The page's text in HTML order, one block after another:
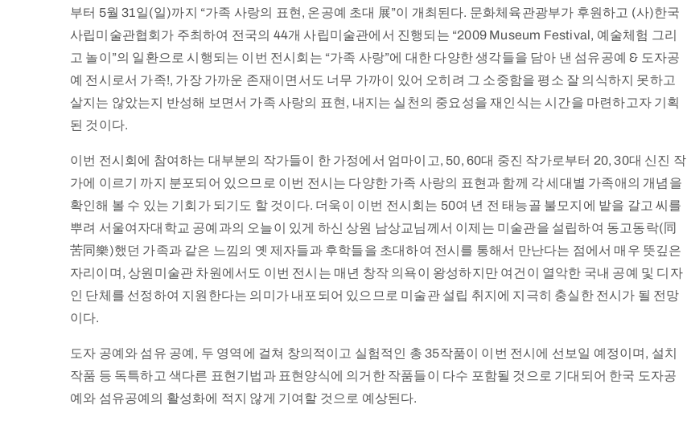
부터 5월 31일(일)까지 “가족 사랑의 표현, 온공예 초대 展”이 개최된다. 문화체육관광부가 후원하고 (사)한국
사립미술관협회가 주최하여 전국의 44개 사립미술관에서 진행되는 “2009 Museum Festival, 예술체험 그리
고 놀이”의 일환으로 시행되는 이번 전시회는 “가족 사랑”에 대한 다양한 생각들을 담아 낸 섬유공예 & 도자공
예 전시로서 가족!, 가장 가까운 존재이면서도 너무 가까이 있어 오히려 그 소중함을 평소 잘 의식하지 못하고
살지는 않았는지 반성해 보면서 가족 사랑의 표현, 내지는 실천의 중요성을 재인식는 시간을 마련하고자 기획
된 것이다.
이번 전시회에 참여하는 대부분의 작가들이 한 가정에서 엄마이고, 50, 60대 중진 작가로부터 20, 30대 신진 작
가에 이르기 까지 분포되어 있으므로 이번 전시는 다양한 가족 사랑의 표현과 함께 각 세대별 가족애의 개념을
확인해 볼 수 있는 기회가 되기도 할 것이다. 더욱이 이번 전시회는 50여 년 전 태능골 불모지에 밭을 갈고 씨를
뿌려 서울여자대학교 공예과의 오늘이 있게 하신 상원 남상교님께서 이제는 미술관을 설립하여 동고동락(同
苦同樂)했던 가족과 같은 느낌의 옛 제자들과 후학들을 초대하여 전시를 통해서 만난다는 점에서 매우 뜻깊은
자리이며, 상원미술관 차원에서도 이번 전시는 매년 창작 의욕이 왕성하지만 여건이 열악한 국내 공예 및 디자
인 단체를 선정하여 지원한다는 의미가 내포되어 있으므로 미술관 설립 취지에 지극히 충실한 전시가 될 전망
이다.
도자 공예와 섬유 공예, 두 영역에 걸쳐 창의적이고 실험적인 총 35작품이 이번 전시에 선보일 예정이며, 설치
작품 등 독특하고 색다른 표현기법과 표현양식에 의거한 작품들이 다수 포함될 것으로 기대되어 한국 도자공
예와 섬유공예의 활성화에 적지 않게 기여할 것으로 예상된다.